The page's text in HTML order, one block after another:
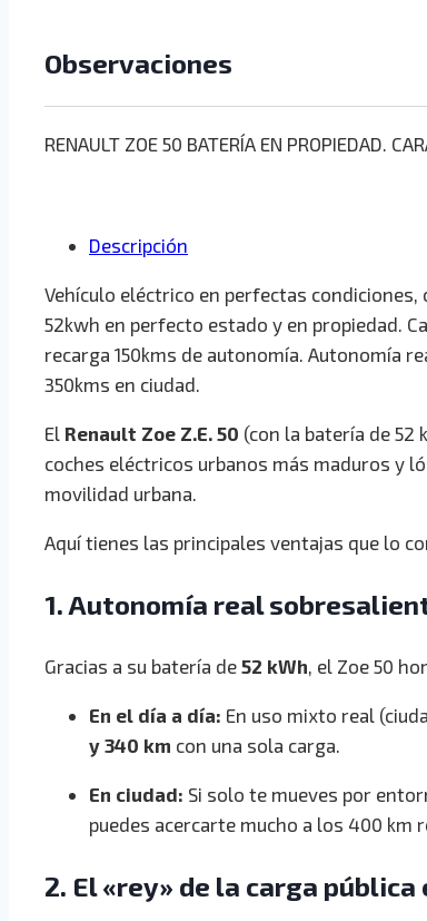
Observaciones
RENAULT ZOE 50 BATERÍA EN PROPIEDAD.
Descripción
Vehículo eléctrico en perfectas
52kwh en perfecto estado y en propiedad.
recarga 150kms de autonomía. Autonomía
350kms en ciudad.
El Renault Zoe Z.E. 50 (con la batería de 52
coches eléctricos urbanos más maduros y
movilidad urbana.
Aquí tienes las principales ventajas que lo
1. Autonomía real
Gracias a su batería de 52 kWh, el Zoe 50
En el día a día: En uso mixto real
y 340 km con una sola carga.
En ciudad: Si solo te mueves por
puedes acercarte mucho a los 400 km
2. El «rey» de la carga pública